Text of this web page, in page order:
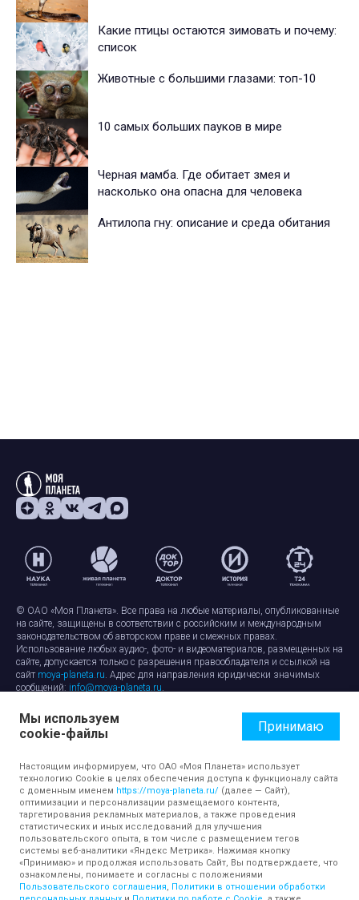
Какие птицы остаются зимовать и почему:
список
Животные с большими глазами: топ-10
10 самых больших пауков в мире
Черная мамба. Где обитает змея и
насколько она опасна для человека
Антилопа гну: описание и среда обитания
© ОАО «Моя Планета». Все права на любые материалы, опубликованные
на сайте, защищены в соответствии с российским и международным
законодательством об авторском праве и смежных правах.
Использование любых аудио-, фото- и видеоматериалов, размещенных на
сайте, допускается только с разрешения правообладателя и ссылкой на
сайт moya-planeta.ru. Адрес для направления юридически значимых
сообщений: info@moya-planeta.ru.
Правила сайтаРабота с cookie-файлами
Защита персональных данных
Обработка персональных данных
Мы используем
cookie-файлы
Принимаю
Настоящим информируем, что ОАО «Моя Планета» использует
технологию Cookie в целях обеспечения доступа к функционалу сайта
с доменным именем https://moya-planeta.ru/ (далее — Сайт),
оптимизации и персонализации размещаемого контента,
таргетирования рекламных материалов, а также проведения
статистических и иных исследований для улучшения
пользовательского опыта, в том числе с размещением тегов
системы веб-аналитики «Яндекс Метрика». Нажимая кнопку
«Принимаю» и продолжая использовать Сайт, Вы подтверждаете, что
ознакомлены, понимаете и согласны с положениями
Пользовательского соглашения, Политики в отношении обработки